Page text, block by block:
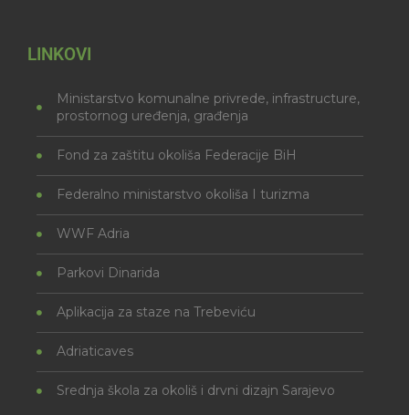
LINKOVI
Ministarstvo komunalne privrede, infrastructure,
prostornog uređenja, građenja
Fond za zaštitu okoliša Federacije BiH
Federalno ministarstvo okoliša I turizma
WWF Adria
Parkovi Dinarida
Aplikacija za staze na Trebeviću
Adriaticaves
Srednja škola za okoliš i drvni dizajn Sarajevo